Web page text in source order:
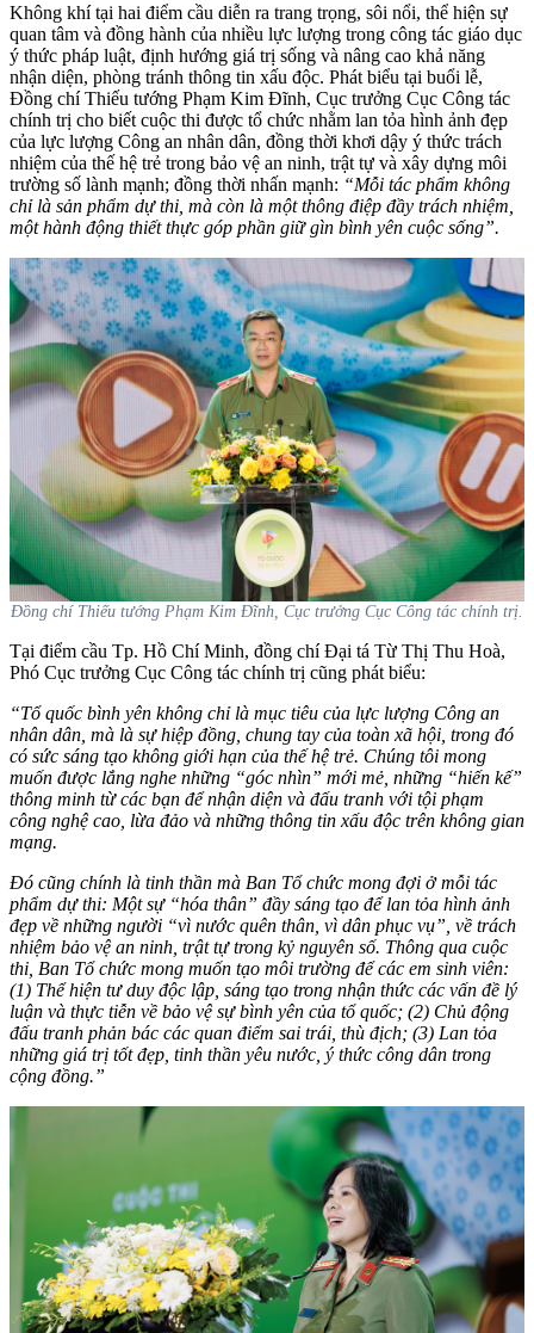
Không khí tại hai điểm cầu diễn ra trang trọng, sôi nổi, thể hiện sự
quan tâm và đồng hành của nhiều lực lượng trong công tác giáo dục
ý thức pháp luật, định hướng giá trị sống và nâng cao khả năng
nhận diện, phòng tránh thông tin xấu độc. Phát biểu tại buổi lễ,
Đồng chí Thiếu tướng Phạm Kim Đĩnh, Cục trưởng Cục Công tác
chính trị cho biết cuộc thi được tổ chức nhằm lan tỏa hình ảnh đẹp
của lực lượng Công an nhân dân, đồng thời khơi dậy ý thức trách
nhiệm của thế hệ trẻ trong bảo vệ an ninh, trật tự và xây dựng môi
trường số lành mạnh; đồng thời nhấn mạnh: “Mỗi tác phẩm không
chỉ là sản phẩm dự thi, mà còn là một thông điệp đầy trách nhiệm,
một hành động thiết thực góp phần giữ gìn bình yên cuộc sống”.
Đồng chí Thiếu tướng Phạm Kim Đĩnh, Cục trưởng Cục Công tác chính trị.
Tại điểm cầu Tp. Hồ Chí Minh, đồng chí Đại tá Từ Thị Thu Hoà,
Phó Cục trưởng Cục Công tác chính trị cũng phát biểu:
“Tổ quốc bình yên không chỉ là mục tiêu của lực lượng Công an
nhân dân, mà là sự hiệp đồng, chung tay của toàn xã hội, trong đó
có sức sáng tạo không giới hạn của thế hệ trẻ. Chúng tôi mong
muốn được lắng nghe những “góc nhìn” mới mẻ, những “hiến kế”
thông minh từ các bạn để nhận diện và đấu tranh với tội phạm
công nghệ cao, lừa đảo và những thông tin xấu độc trên không gian
mạng.
Đó cũng chính là tinh thần mà Ban Tổ chức mong đợi ở mỗi tác
phẩm dự thi: Một sự “hóa thân” đầy sáng tạo để lan tỏa hình ảnh
đẹp về những người “vì nước quên thân, vì dân phục vụ”, về trách
nhiệm bảo vệ an ninh, trật tự trong kỷ nguyên số. Thông qua cuộc
thi, Ban Tổ chức mong muốn tạo môi trường để các em sinh viên:
(1) Thể hiện tư duy độc lập, sáng tạo trong nhận thức các vấn đề lý
luận và thực tiễn về bảo vệ sự bình yên của tổ quốc; (2) Chủ động
đấu tranh phản bác các quan điểm sai trái, thù địch; (3) Lan tỏa
những giá trị tốt đẹp, tinh thần yêu nước, ý thức công dân trong
cộng đồng.”